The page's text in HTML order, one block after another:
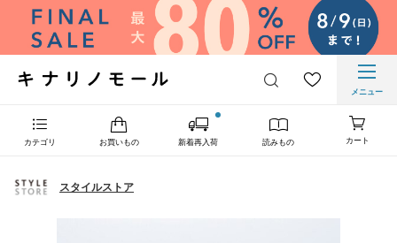
メニュー
カテゴリ お買いもの 新着再入荷 読みもの カート
スタイルストア